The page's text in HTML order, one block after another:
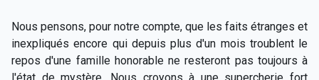
Nous pensons, pour notre compte, que les faits étranges et
inexpliqués encore qui depuis plus d'un mois troublent le
repos d'une famille honorable ne resteront pas toujours à